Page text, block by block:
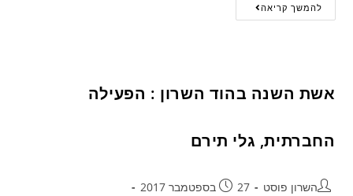
להמשך קריאה
אשת השנה בהוד השרון : הפעילה
החברתית, גלי תירם
השרון פוסט
27 בספטמבר 2017